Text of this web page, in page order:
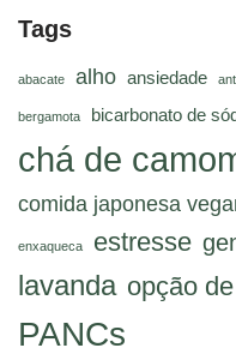
Tags
abacate alho ansiedade
bergamota bicarbonato de
chá de
comida japonesa
enxaqueca estresse
lavanda opção
PANCs